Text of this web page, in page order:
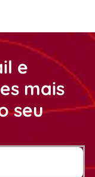
e
mais
seu